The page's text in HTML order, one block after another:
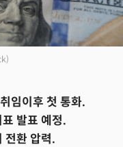
임이후 첫 통화.
발표 예정.
전환 압력.